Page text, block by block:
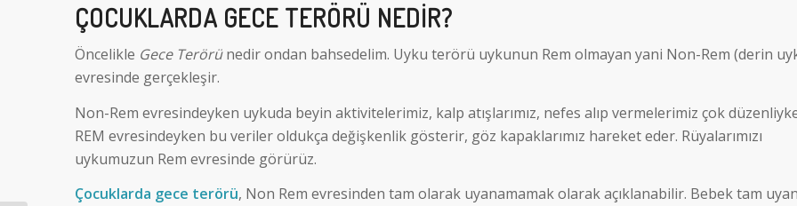
ÇOCUKLARDA GECE TERÖRÜ NEDIR?
Öncelikle Gece Terörünedir ondan bahsedelim. Uyku terörü uykunun Rem olmayan yani Non-Rem (derin
evresinde gerçekleşir.
Non-Rem evresindeyken uykuda beyin aktivitelerimiz, kalp atışlarımız, nefes alıp vermelerimiz çok
REM evresindeyken bu veriler oldukça değişkenlik gösterir, göz kapaklarımız hareket eder. Rüyalarımızı
uykumuzun Rem evresinde görürüz.
Çocuklarda gece terörü, Non Rem evresinden tam olarak uyanamamak olarak açıklanabilir. Bebek tam